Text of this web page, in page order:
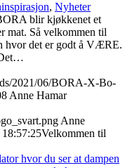
, Nyheter
blir kjøkkenet et
mat. Så velkommen til
hvor det er godt å VÆRE.
2021/06/BORA-X-Bo-
Anne Hamar
Anne
Velkommen til